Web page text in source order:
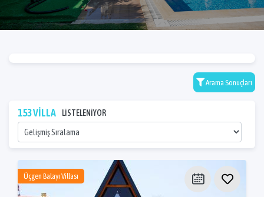
Arama Sonuçları
153 VİLLA LİSTELENİYOR
Üçgen Balayı Villası